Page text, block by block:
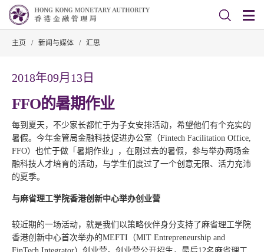
主页 / 新闻与媒体 / 汇思
2018年09月13日
FFO的暑期作业
每到夏天，不少家长都忙于为子女安排活动，希望他们有个充实的
暑假。今年金管局金融科技促进办公室（Fintech Facilitation Office,
FFO）也忙于做「暑期作业」，在刚过去的暑假，参与举办两场金
融科技人才培育的活动，与学生们度过了一个创意无限、活力充沛
的夏季。
与麻省理工学院香港创新中心举办创业营
较近期的一场活动，就是我们以策略伙伴身分支持了麻省理工学院
香港创新中心首次举办的MEFTI（MIT Entrepreneurship and